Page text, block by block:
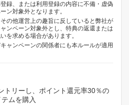
録、または利用登録の内容に不備・虚偽
ン対象外となります。
の他運営上の趣旨に反していると弊社が
ンペーン対象外とし、特典の返還または
を求める場合があります。
ャンペーンの関係者にも本ルールが適用
トリーし、ポイント還元率30％の
ムを購入